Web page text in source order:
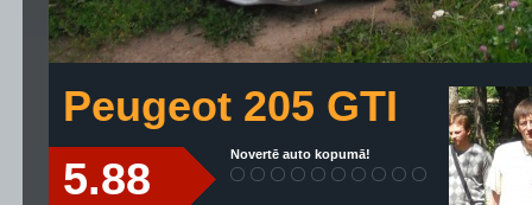
Peugeot 205 GTI
5.88 Novertē auto kopumā!